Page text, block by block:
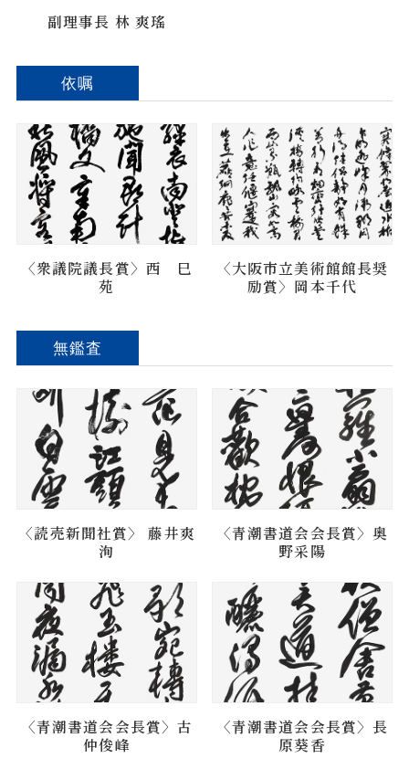
副理事長 林 爽瑤
依嘱
〈衆議院議長賞〉西 巳
苑
〈大阪市立美術館館長奨
励賞〉岡本千代
無鑑査
〈読売新聞社賞〉 藤井爽
洵
〈青潮書道会会長賞〉奥
野采陽
〈青潮書道会会長賞〉古
仲俊峰
〈青潮書道会会長賞〉長
原葵香